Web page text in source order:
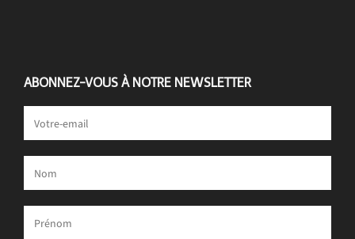
ABONNEZ-VOUS À NOTRE NEWSLETTER